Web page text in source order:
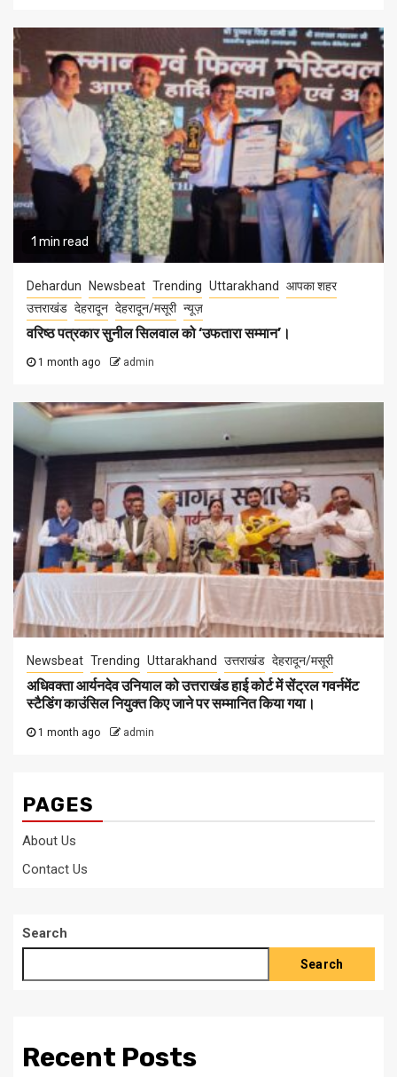
1 min read
Dehardun Newsbeat Trending Uttarakhand
आपका शहर
उत्तराखंड देहरादून देहरादून/मसूरी न्यूज़
वरिष्ठ पत्रकार सुनील सिलवाल को ‘उफतारा सम्मान’।
1 month ago admin
Newsbeat Trending Uttarakhand उत्तराखंड देहरादून/मसूरी
अधिवक्ता आर्यनदेव उनियाल को उत्तराखंड हाई कोर्ट में सेंट्रल गवर्नमेंट
स्टैडिंग काउंसिल नियुक्त किए जाने पर सम्मानित किया गया।
1 month ago admin
PAGES
About Us
Contact Us
Search
Search
Recent Posts